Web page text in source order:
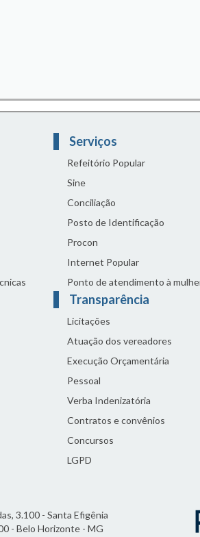
Serviços
Refeitório Popular
Sine
Conciliação
Posto de Identificação
Procon
Internet Popular
Ponto de atendimento à
Transparência
Licitações
Atuação dos vereadores
Execução Orçamentária
Pessoal
Verba Indenizatória
Contratos e convênios
Concursos
LGPD
3.100 - Santa Efigênia
- Belo Horizonte - MG